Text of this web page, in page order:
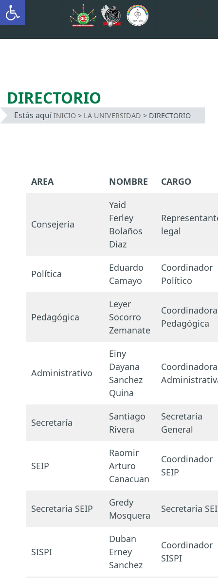
Saltar
al
INTERCULTURAL
DIRECTORIO
Estás aquí INICIO> LA UNIVERSIDAD > DIRECTORIO
AREA NOMBRE CARGO
Consejería
Yaid
Ferley
Bolaños
Diaz
legal
Política
Eduardo
Camayo
Coordinador
Político
Pedagógica
Leyer
Socorro
Zemanate
Coordinadora
Pedagógica
Administrativo
Einy
Dayana
Sanchez
Quina
Coordinadora
Secretaría
Santiago
Rivera
Secretaría
General
SEIP
Raomir
Arturo
Canacuan
Coordinador
SEIP
Secretaria SEIP
Gredy
Mosquera
Secretaria
SISPI
Duban
Erney
Sanchez
Coordinador
SISPI